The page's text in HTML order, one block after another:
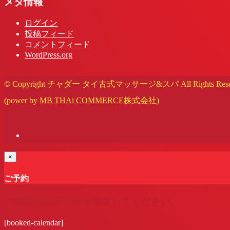
ログイン
投稿フィード
コメントフィード
WordPress.org
© Copyright チャダー タイ古式マッサージ&スパ All Rights
(power by MB THAi COMMERCE株式会社)
×
ご予約
[booked-calendar]